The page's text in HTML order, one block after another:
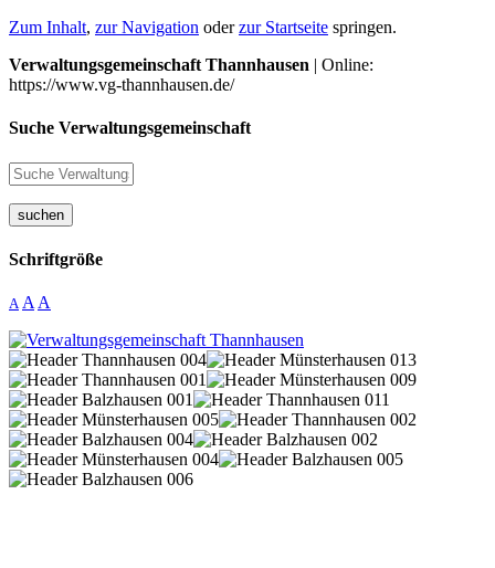
Zum Inhalt, zur Navigation oderzur Startseite springen.
Verwaltungsgemeinschaft Thannhausen | Online:
https://www.vg-thannhausen.de/
Suche Verwaltungsgemeinschaft
suchen
Schriftgröße
A A A